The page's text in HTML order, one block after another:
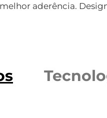
aderência.